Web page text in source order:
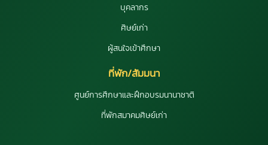
บุคลากร
ศิษย์เก่า
ผู้สนใจเข้าศึกษา
ที่พัก/สัมมนา
ศูนย์การศึกษาและฝึกอบรมนานาชาติ
ที่พักสมาคมศิษย์เก่า